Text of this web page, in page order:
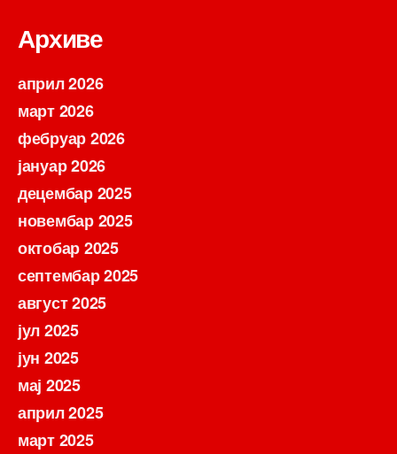
Архиве
април 2026
март 2026
фебруар 2026
јануар 2026
децембар 2025
новембар 2025
октобар 2025
септембар 2025
август 2025
јул 2025
јун 2025
мај 2025
април 2025
март 2025